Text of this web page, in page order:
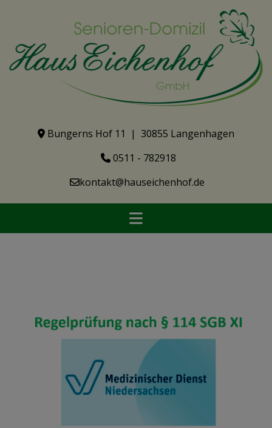
Bungerns Hof 11 | 30855 Langenhagen
0511 - 782918
kontakt@hauseichenhof.de